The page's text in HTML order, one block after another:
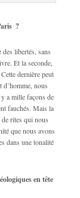
?
libertés, sans
Et la seconde,
dernière peut
d’homme, nous
a mille façons de
fauchés. Mais la
rites qui nous
que nous avons
dans une tonalité
en tête